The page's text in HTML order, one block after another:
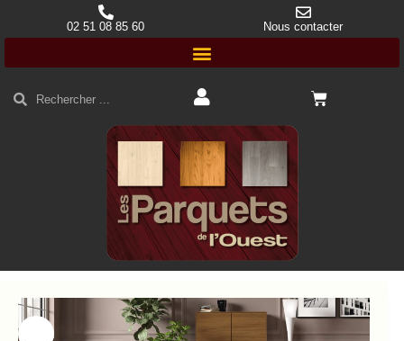
02 51 08 85 60 Nous contacter